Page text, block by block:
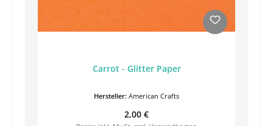
Carrot - Glitter Paper
Hersteller: American Crafts
Regulärer Preis:
2,00 €